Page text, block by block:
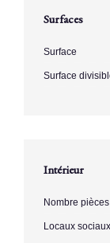
Surfaces
Surface
Surface
Intérieur
Nombre pièces
Locaux sociaux